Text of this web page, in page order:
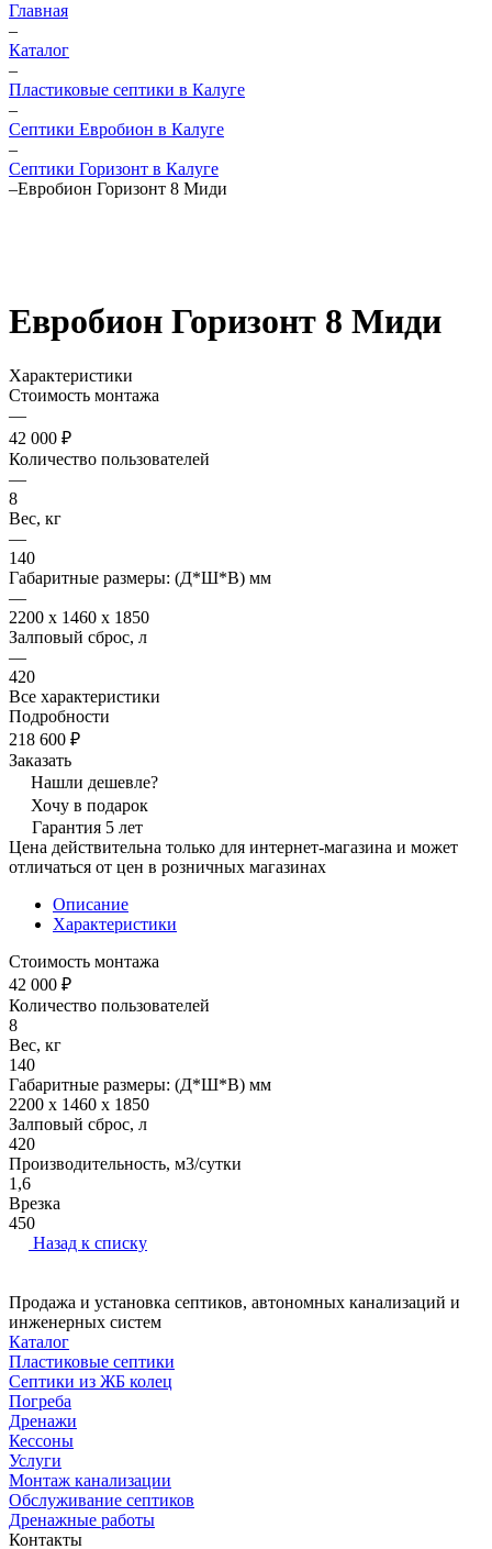
Главная
–
Каталог
–
Пластиковые септики в Калуге
–
Септики Евробион в Калуге
–
Септики Горизонт в Калуге
–Евробион Горизонт 8 Миди
Евробион Горизонт 8 Миди
Характеристики
Стоимость монтажа
—
42 000 ₽
Количество пользователей
—
8
Вес, кг
—
140
Габаритные размеры: (Д*Ш*В) мм
—
2200 x 1460 x 1850
Залповый сброс, л
—
420
Все характеристики
Подробности
218 600 ₽
Заказать
Нашли дешевле?
Хочу в подарок
Гарантия 5 лет
Цена действительна только для интернет-магазина и может
отличаться от цен в розничных магазинах
Описание
Характеристики
Стоимость монтажа
42 000 ₽
Количество пользователей
8
Вес, кг
140
Габаритные размеры: (Д*Ш*В) мм
2200 x 1460 x 1850
Залповый сброс, л
420
Производительность, м3/сутки
1,6
Врезка
450
Назад к списку
Продажа и установка септиков, автономных канализаций и
инженерных систем
Каталог
Пластиковые септики
Септики из ЖБ колец
Погреба
Дренажи
Кессоны
Услуги
Монтаж канализации
Обслуживание септиков
Дренажные работы
Контакты